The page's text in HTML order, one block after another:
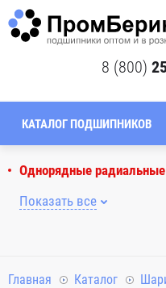
8 (800)
КАТАЛОГ ПОДШИПНИКОВ
Однорядные радиальные
Показать все
Главная Каталог